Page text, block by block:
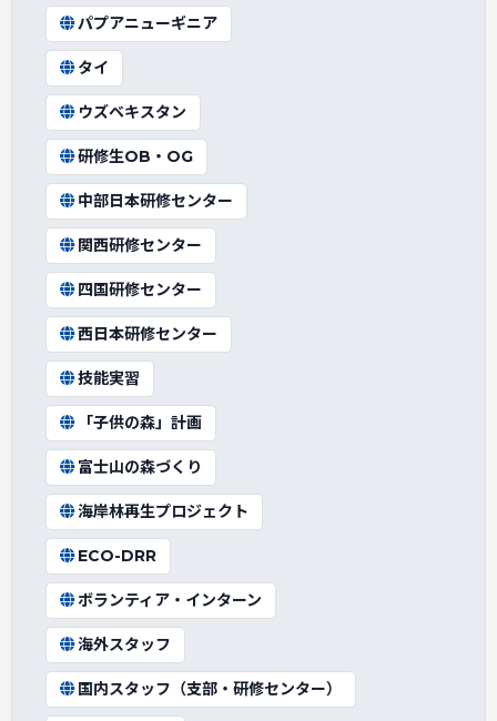
パプアニューギニア
タイ
ウズベキスタン
研修生OB・OG
中部日本研修センター
関西研修センター
四国研修センター
西日本研修センター
技能実習
「子供の森」計画
富士山の森づくり
海岸林再生プロジェクト
ECO-DRR
ボランティア・インターン
海外スタッフ
国内スタッフ（支部・研修センター）